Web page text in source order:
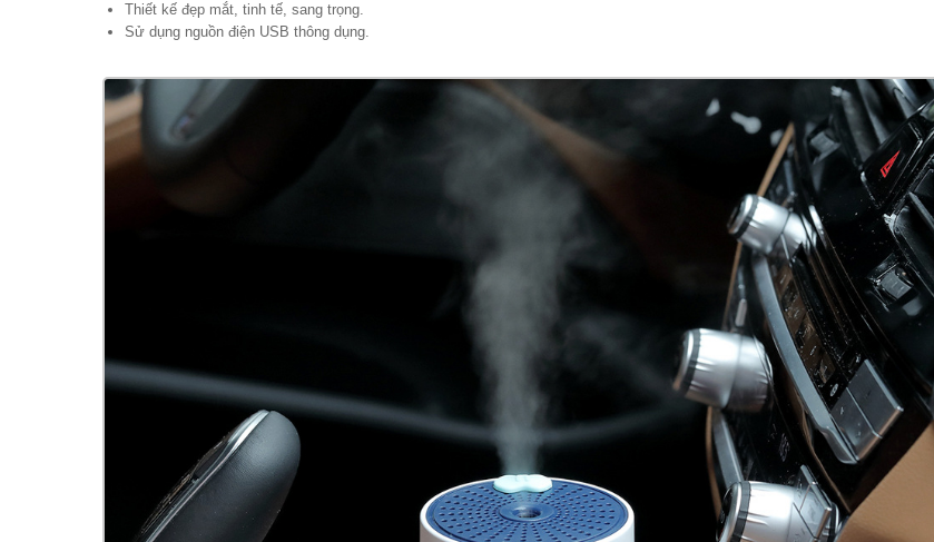
Thiết kế đẹp mắt, tinh tế, sang trọng.
Sử dụng nguồn điện USB thông dụng.